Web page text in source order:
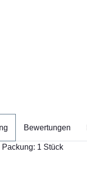
Bewertungen
1 Stück